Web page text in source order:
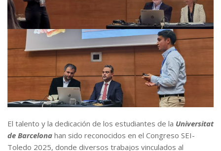
El talento y la dedicación de los estudiantes de la Universitat
de Barcelona han sido reconocidos en el Congreso SEI-
Toledo 2025, donde diversos trabajos vinculados al